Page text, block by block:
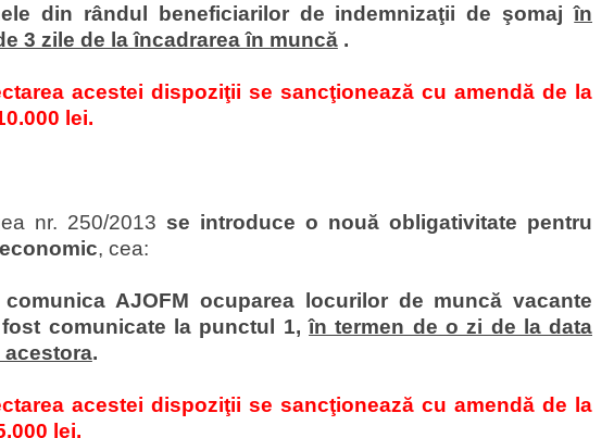
din rândul beneficiarilor de indemnizaţii de şomajîn
3 zile de la încadrarea în muncă.
acestei dispoziţii se sancţionează cu amendă de la
lei.
nr. 250/2013 se introduce o nouă obligativitate pentru
, cea:
comunica AJOFM ocuparea locurilor de muncă vacante
comunicate la punctul 1,în termen de o zi de la data
.
acestei dispoziţii se sancţionează cu amendă de la
lei.